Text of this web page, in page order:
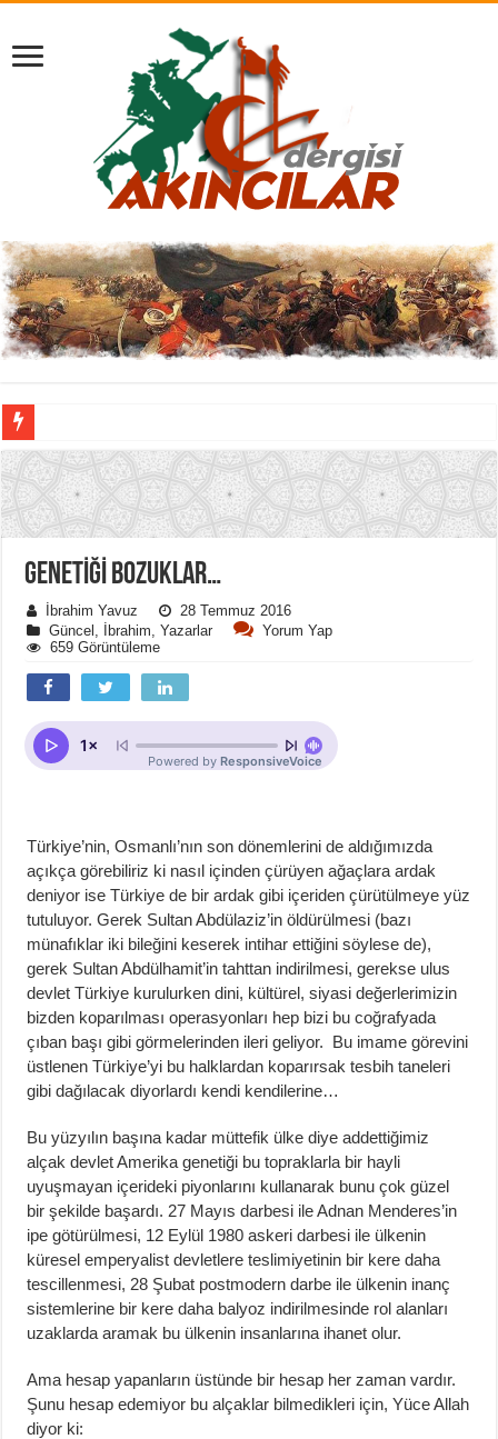
GENETİĞİ BOZUKLAR…
İbrahim Yavuz
28 Temmuz 2016
Güncel
İbrahim ,Yazarlar
Yorum Yap
659 Görüntüleme
Türkiye’nin, Osmanlı’nın son dönemlerini de aldığımızda
açıkça görebiliriz ki nasıl içinden çürüyen ağaçlara ardak
deniyor ise Türkiye de bir ardak gibi içeriden çürütülmeye yüz
tutuluyor. Gerek Sultan Abdülaziz’in öldürülmesi (bazı
münafıklar iki bileğini keserek intihar ettiğini söylese de),
gerek Sultan Abdülhamit’in tahttan indirilmesi, gerekse ulus
devlet Türkiye kurulurken dini, kültürel, siyasi değerlerimizin
bizden koparılması operasyonları hep bizi bu coğrafyada
çıban başı gibi görmelerinden ileri geliyor. Bu imame görevini
üstlenen Türkiye’yi bu halklardan koparırsak tesbih taneleri
gibi dağılacak diyorlardı kendi kendilerine…
Bu yüzyılın başına kadar müttefik ülke diye addettiğimiz
alçak devlet Amerika genetiği bu topraklarla bir hayli
uyuşmayan içerideki piyonlarını kullanarak bunu çok güzel
bir şekilde başardı. 27 Mayıs darbesi ile Adnan Menderes’in
ipe götürülmesi, 12 Eylül 1980 askeri darbesi ile ülkenin
küresel emperyalist devletlere teslimiyetinin bir kere daha
tescillenmesi, 28 Şubat postmodern darbe ile ülkenin inanç
sistemlerine bir kere daha balyoz indirilmesinde rol alanları
uzaklarda aramak bu ülkenin insanlarına ihanet olur.
Ama hesap yapanların üstünde bir hesap her zaman vardır.
Şunu hesap edemiyor bu alçaklar bilmedikleri için, Yüce Allah
diyor ki: